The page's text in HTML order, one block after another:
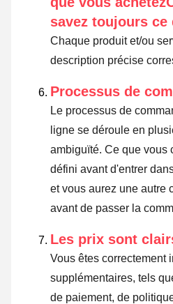
savez toujours ce
Chaque produit et/ou
description précise
Processus de
Le processus de
ligne se déroule en
ambiguïté. Ce que vous
défini avant d'entrer
et vous aurez une autre
avant de passer la
Les prix sont
Vous êtes correctement
supplémentaires, tels
de paiement, de